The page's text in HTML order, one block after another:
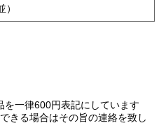
）
を一律600円表記にしています
きる場合はその旨の連絡を致し